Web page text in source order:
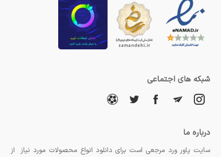
شبکه های اجتماعی
درباره ما
سایت پاور ورد مرجعی است برای دانلود انواع محصولات مورد نیاز از